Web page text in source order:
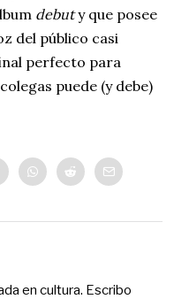
debuty que posee
del público casi
perfecto para
puede (y debe)
en cultura. Escribo